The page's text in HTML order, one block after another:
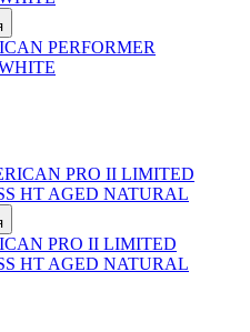
PERFORMER
PRO II LIMITED
HT AGED NATURAL